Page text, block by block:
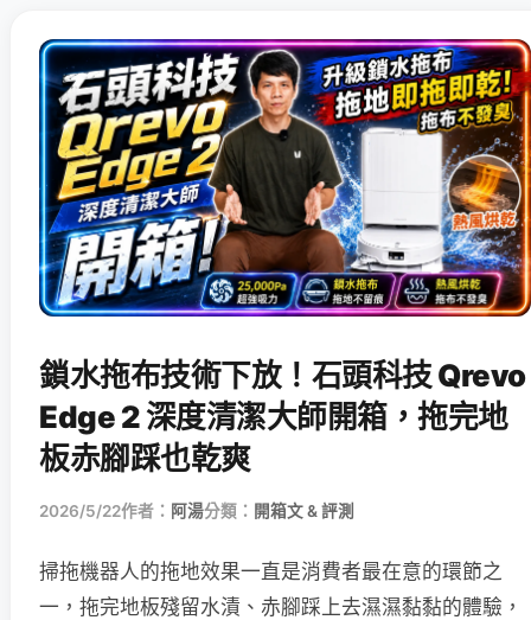
鎖水拖布技術下放！石頭科技 Qrevo
Edge 2 深度清潔大師開箱，拖完地
板赤腳踩也乾爽
2026/5/22作者： 阿湯分類： 開箱文 & 評測
掃拖機器人的拖地效果一直是消費者最在意的環節之
一，拖完地板殘留水漬、赤腳踩上去濕濕黏黏的體驗，